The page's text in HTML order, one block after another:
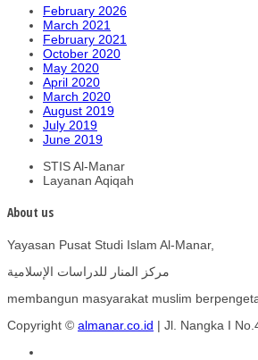
February 2026
March 2021
February 2021
October 2020
May 2020
April 2020
March 2020
August 2019
July 2019
June 2019
STIS Al-Manar
Layanan Aqiqah
About us
Yayasan Pusat Studi Islam Al-Manar,
مركز المنار للدراسات الإسلامية
membangun masyarakat muslim
Copyright © almanar.co.id | Jl. Nangka I